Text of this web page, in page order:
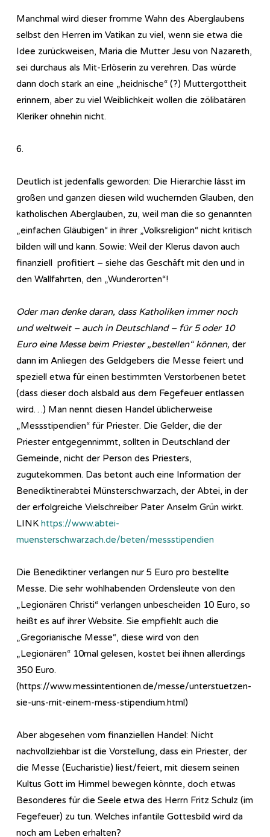
Manchmal wird dieser fromme Wahn des Aberglaubens
selbst den Herren im Vatikan zu viel, wenn sie etwa die
Idee zurückweisen, Maria die Mutter Jesu von Nazareth,
sei durchaus als Mit-Erlöserin zu verehren. Das würde
dann doch stark an eine „heidnische“ (?) Muttergottheit
erinnern, aber zu viel Weiblichkeit wollen die zölibatären
Kleriker ohnehin nicht.
6.
Deutlich ist jedenfalls geworden: Die Hierarchie lässt im
großen und ganzen diesen wild wuchernden Glauben, den
katholischen Aberglauben, zu, weil man die so genannten
„einfachen Gläubigen“ in ihrer „Volksreligion“ nicht kritisch
bilden will und kann. Sowie: Weil der Klerus davon auch
finanziell profitiert – siehe das Geschäft mit den und in
den Wallfahrten, den „Wunderorten“!
Oder man denke daran, dass Katholiken immer noch
und weltweit – auch in Deutschland – für 5 oder 10
Euro eine Messe beim Priester „bestellen“ können, der
dann im Anliegen des Geldgebers die Messe feiert und
speziell etwa für einen bestimmten Verstorbenen betet
(dass dieser doch alsbald aus dem Fegefeuer entlassen
wird…) Man nennt diesen Handel üblicherweise
„Messstipendien“ für Priester. Die Gelder, die der
Priester entgegennimmt, sollten in Deutschland der
Gemeinde, nicht der Person des Priesters,
zugutekommen. Das betont auch eine Information der
Benediktinerabtei Münsterschwarzach, der Abtei, in der
der erfolgreiche Vielschreiber Pater Anselm Grün wirkt.
LINK https://www.abtei-
muensterschwarzach.de/beten/messstipendien
Die Benediktiner verlangen nur 5 Euro pro bestellte
Messe. Die sehr wohlhabenden Ordensleute von den
„Legionären Christi“ verlangen unbescheiden 10 Euro, so
heißt es auf ihrer Website. Sie empfiehlt auch die
„Gregorianische Messe“, diese wird von den
„Legionären“ 10mal gelesen, kostet bei ihnen allerdings
350 Euro.
(https://www.messintentionen.de/messe/unterstuetzen-
sie-uns-mit-einem-mess-stipendium.html)
Aber abgesehen vom finanziellen Handel: Nicht
nachvollziehbar ist die Vorstellung, dass ein Priester, der
die Messe (Eucharistie) liest/feiert, mit diesem seinen
Kultus Gott im Himmel bewegen könnte, doch etwas
Besonderes für die Seele etwa des Herrn Fritz Schulz (im
Fegefeuer) zu tun. Welches infantile Gottesbild wird da
noch am Leben erhalten?